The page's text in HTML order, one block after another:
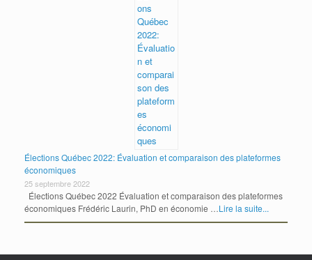
Élections Québec 2022: Évaluation et comparaison des plateformes
économiques
25 septembre 2022
Élections Québec 2022 Évaluation et comparaison des plateformes
économiques Frédéric Laurin, PhD en économie …Lire la suite...